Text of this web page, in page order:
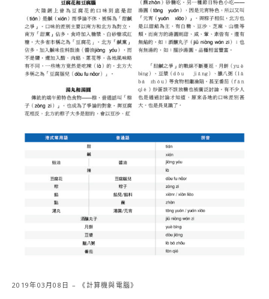
2019年03月08日 – 《計算機與電腦》